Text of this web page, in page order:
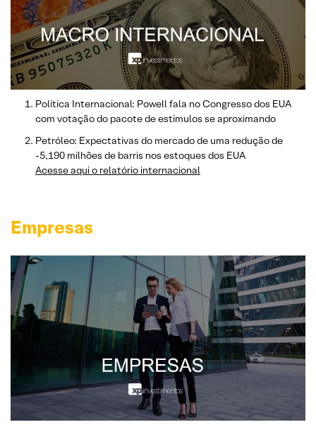
Política Internacional: Powell fala no Congresso dos EUA
com votação do pacote de estímulos se aproximando
Petróleo: Expectativas do mercado de uma redução de
-5,190 milhões de barris nos estoques dos EUA
Acesse aqui o relatório internacional
Empresas